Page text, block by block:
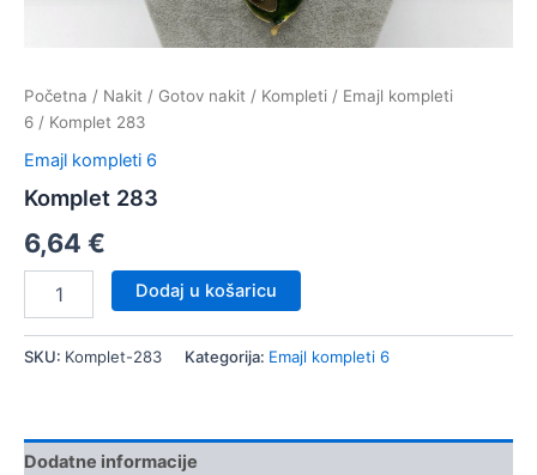
Početna / Nakit / Gotov nakit / Kompleti / Emajl kompleti
6 / Komplet 283
Emajl kompleti 6
Komplet 283
6,64 €
Dodaj u košaricu
SKU: Komplet-283 Kategorija: Emajl kompleti 6
Dodatne informacije